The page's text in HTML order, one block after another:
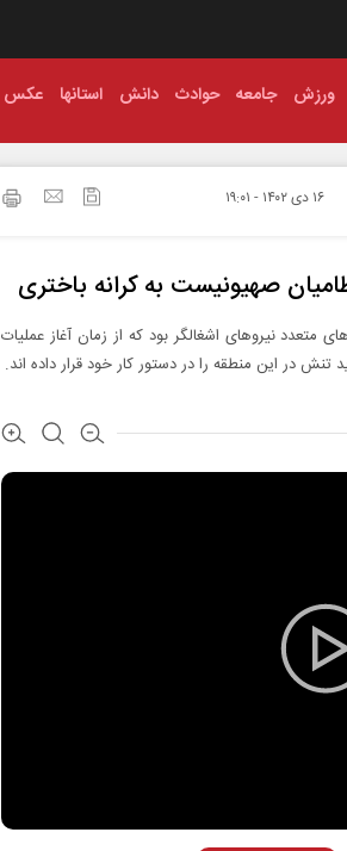
ورزش جامعه حوادث دانش استانها عکس
۱۶ دی ۱۴۰۲ - ۱۹:۰۱
صهیونیست به کرانه باختری
نیرو‌های اشغالگر بود که از زمان آغاز عملیات